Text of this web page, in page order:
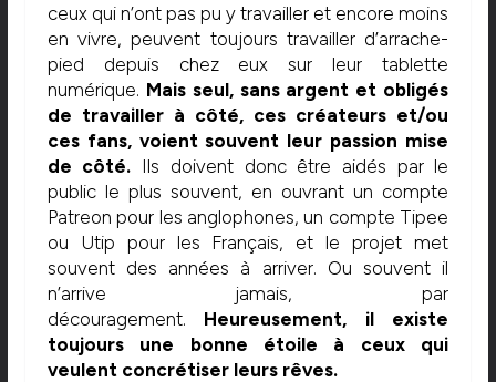
ceux qui n’ont pas pu y travailler et encore moins
en vivre, peuvent toujours travailler d’arrache-
pied depuis chez eux sur leur tablette
numérique. Mais seul, sans argent et obligés
de travailler à côté, ces créateurs et/ou
ces fans, voient souvent leur passion mise
de côté. Ils doivent donc être aidés par le
public le plus souvent, en ouvrant un compte
Patreon pour les anglophones, un compte Tipee
ou Utip pour les Français, et le projet met
souvent des années à arriver. Ou souvent il
n’arrive jamais, par
découragement. Heureusement, il existe
toujours une bonne étoile à ceux qui
veulent concrétiser leurs rêves.